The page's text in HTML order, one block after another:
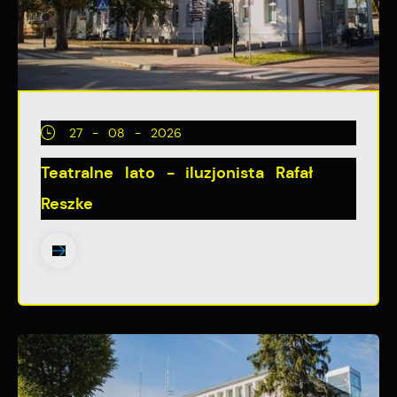
27 - 08 - 2026
Teatralne lato - iluzjonista Rafał
Reszke
wiadomości, ofert, komunikatów mediów
społecznościowych.